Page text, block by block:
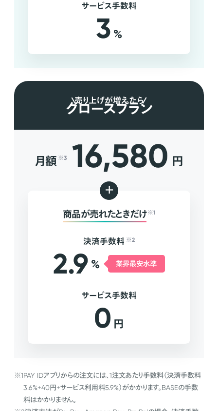
サービス手数料
3 %
売り上げが増えたら
グロースプラン
月額 ※3 16,580 円
+
商品が売れたときだけ ※1
決済手数料 ※2
2.9 % 業界最安水準
サービス手数料
0 円
※1PAY IDアプリからの注文には、1注文あたり手数料（決済手数料
3.6%+40円+サービス利用料5.9%）がかかります。BASEの手数
料はかかりません。